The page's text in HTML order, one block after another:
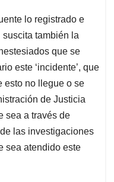
lo registrado e
también la
que se
este ‘incidente’, que
esto no llegue o se
de Justicia
sea a través de
las investigaciones
sea atendido este